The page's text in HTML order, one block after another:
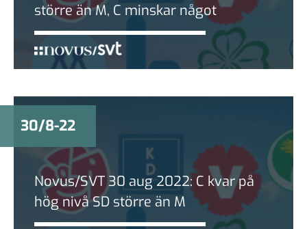
större än M, C minskar något
30/8-22
Novus/SVT 30 aug 2022: C kvar på
hög nivå SD större än M